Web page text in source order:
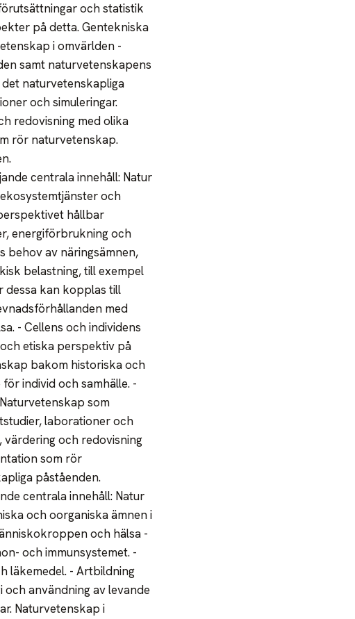
och statistik
på detta. Gentekniska
i omvärlden -
samt naturvetenskapens
naturvetenskapliga
och simuleringar.
redovisning med olika
rör naturvetenskap.
centrala innehåll: Natur
och
hållbar
energiförbrukning och
behov av näringsämnen,
belastning, till exempel
dessa kan kopplas till
med
- Cellens och individens
etiska perspektiv på
bakom historiska och
individ och samhälle. -
som
laborationer och
värdering och redovisning
som rör
påståenden.
centrala innehåll: Natur
och oorganiska ämnen i
och hälsa -
och immunsystemet. -
läkemedel. - Artbildning
användning av levande
Naturvetenskap i